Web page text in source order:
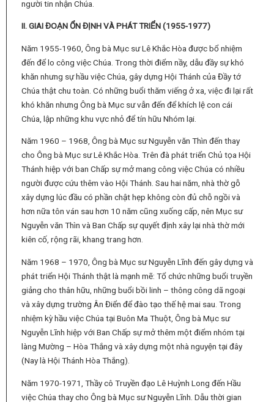
người tin nhận Chúa.
II. GIAI ĐOẠN ỔN ĐỊNH VÀ PHÁT TRIỂN (1955-1977)
Năm 1955-1960, Ông bà Mục sư Lê Khắc Hòa được bổ nhiệm
đến để lo công việc Chúa. Trong thời điểm nầy, dẫu đầy sự khó
khăn nhưng sự hầu việc Chúa, gây dựng Hội Thánh của Đầy tớ
Chúa thật chu toàn. Có những buổi thăm viếng ở xa, việc đi lại rất
khó khăn nhưng Ông bà Mục sư vẫn đến để khích lệ con cái
Chúa, lập những khu vực nhỏ để tín hữu Nhóm lại.
Năm 1960 – 1968, Ông bà Mục sư Nguyễn văn Thìn đến thay
cho Ông bà Mục sư Lê Khắc Hòa. Trên đà phát triển Chủ tọa Hội
Thánh hiệp với ban Chấp sự mở mang công việc Chúa có nhiều
người được cứu thêm vào Hội Thánh. Sau hai năm, nhà thờ gỗ
xây dựng lúc đầu có phần chật hẹp không còn đủ chỗ ngồi và
hơn nữa tôn ván sau hơn 10 năm cũng xuống cấp, nên Mục sư
Nguyễn văn Thìn và Ban Chấp sự quyết định xây lại nhà thờ mới
kiên cố, rộng rãi, khang trang hơn.
Năm 1968 – 1970, Ông bà Mục sư Nguyễn Lĩnh đến gây dựng và
phát triển Hội Thánh thật là mạnh mẽ: Tổ chức những buổi truyền
giảng cho thân hữu, những buổi bồi linh – thông công dã ngoại
và xây dựng trường Ân Điển để đào tạo thế hệ mai sau. Trong
nhiệm kỳ hầu việc Chúa tại Buôn Ma Thuột, Ông bà Mục sư
Nguyễn Lĩnh hiệp với Ban Chấp sự mở thêm một điểm nhóm tại
làng Mường – Hòa Thắng và xây dựng một nhà nguyện tại đây
(Nay là Hội Thánh Hòa Thắng).
Năm 1970-1971, Thầy cô Truyền đạo Lê Huỳnh Long đến Hầu
việc Chúa thay cho Ông bà Mục sư Nguyễn Lĩnh. Dẫu thời gian